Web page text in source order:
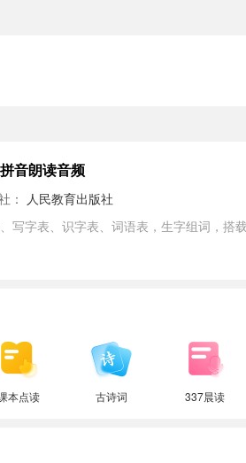
音朗读音频
： 人民教育出版社
写字表、识字表、词语表，生字组词，搭
本点读 古诗词 337晨读